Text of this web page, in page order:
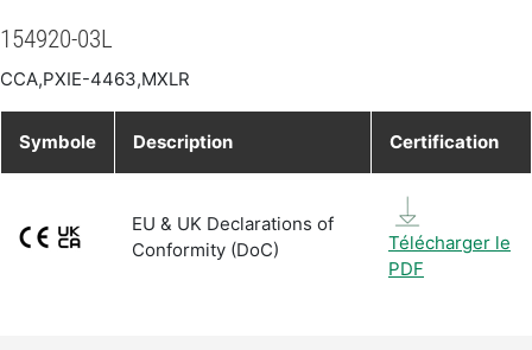
154920-03L
CCA,PXIE-4463,MXLR
Symbole Description Certification
EU & UK Declarations of
Conformity (DoC)
Télécharger le
PDF